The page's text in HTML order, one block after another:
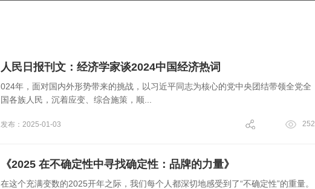
人民日报刊文：经济学家谈2024中国经济热词
024年，面对国内外形势带来的挑战，以习近平同志为核心的党中央团结带领全党全
国各族人民，沉着应变、综合施策，顺...
发布：2025-01-03 252
《2025 在不确定性中寻找确定性：品牌的力量》
在这个充满变数的2025开年之际，我们每个人都深切地感受到了“不确定性”的重量。